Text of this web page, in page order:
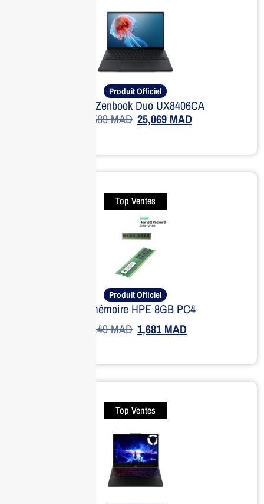
Produit Officiel
ASUS Zenbook Duo UX8406CA
33,589MAD 25,069 MAD
Top Ventes
Produit Officiel
Kit mémoire HPE 8GB PC4
2,149MAD 1,681MAD
Top Ventes